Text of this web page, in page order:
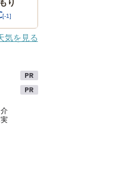
り
[-1]
気を見る